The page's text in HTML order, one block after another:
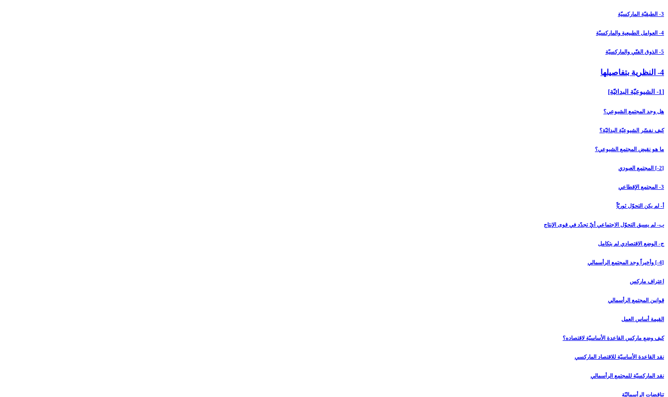
3- الطبقيّة الماركسيّة
4- العوامل الطبيعية والماركسيّة
5- الذوق الفنّي والماركسيّة
4- النظرية بتفاصيلها
[1- الشيوعيّة البدائيّة]
هل وجد المجتمع الشيوعي؟
كيف نفسّر الشيوعيّة البدائيّة؟
ما هو نقيض المجتمع الشيوعي؟
[2-] المجتمع العبودي‏
3- المجتمع الإقطاعي‏
أ- لم يكن التحوّل ثوريّاً
ب- لم يسبق التحوّل الاجتماعي أيّ تجدّد في قوى الإنتاج
ج- الوضع الاقتصادي لم يتكامل
[4-] وأخيراً وجد المجتمع الرأسمالي‏
اعتراف ماركس
قوانين المجتمع الرأسمالي
القيمة أساس العمل
كيف وضع ماركس القاعدة الأساسيّة لاقتصاده؟
نقد القاعدة الأساسيّة للاقتصاد الماركسي
نقد الماركسيّة للمجتمع الرأسمالي
تناقضات الرأسماليّة